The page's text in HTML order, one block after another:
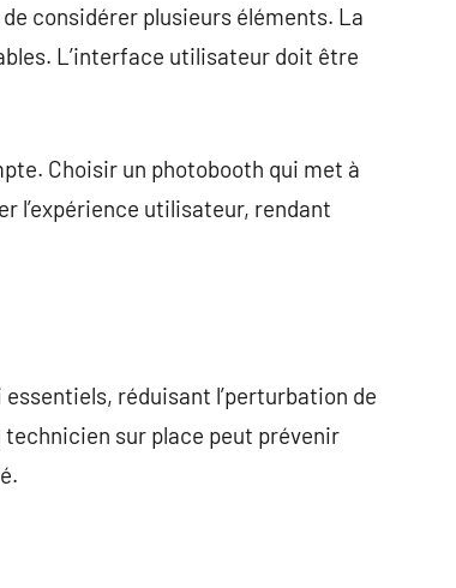
considérer plusieurs éléments. La
L’interface utilisateur doit être
Choisir un photobooth qui met à
l’expérience utilisateur, rendant
réduisant l’perturbation de
sur place peut prévenir